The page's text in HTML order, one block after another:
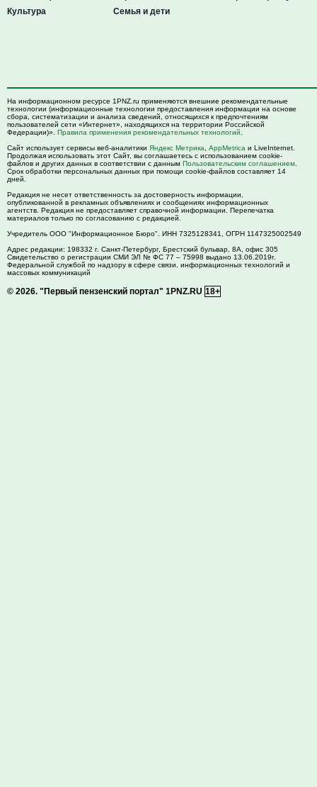
Культура
Семья и дети
На информационном ресурсе 1PNZ.ru применяются внешние рекомендательные
технологии (информационные технологии предоставления информации на основе
сбора, систематизации и анализа сведений, относящихся к предпочтениям
пользователей сети «Интернет», находящихся на территории Российской
Федерации)». Правила применения рекомендательных технологий
Сайт использует сервисы веб-аналитики Яндекс Метрика AppMetrica и LiveInternet.
Продолжая использовать этот Сайт, вы соглашаетесь с использованием cookie-
файлов и других данных в соответствии с данным Пользовательским соглашением
Срок обработки персональных данных при помощи cookie-файлов составляет 14
дней.
Редакция не несет ответственность за достоверность информации,
опубликованной в рекламных объявлениях и сообщениях информационных
агентств. Редакция не предоставляет справочной информации. Перепечатка
материалов только по согласованию с редакцией.
Учредитель ООО "Информационное Бюро". ИНН 7325128341, ОГРН 1147325002549
Адрес редакции: 198332 г. Санкт-Петербург, Брестский бульвар, 8А, офис 305
Свидетельство о регистрации СМИ ЭЛ № ФС 77 – 75998 выдано 13.06.2019г.
Федеральной службой по надзору в сфере связи, информационных технологий и
массовых коммуникаций
© 2026. "Первый пензенский портал" 1PNZ.RU 18+